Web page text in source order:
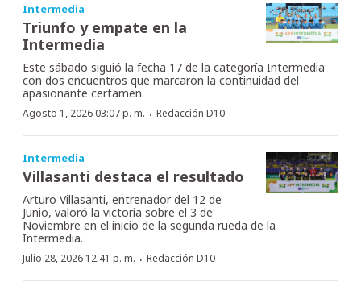
Intermedia
Triunfo y empate en la
Intermedia
Este sábado siguió la fecha 17 de la categoría Intermedia
con dos encuentros que marcaron la continuidad del
apasionante certamen.
Agosto 1, 2026 03:07 p. m. · Redacción D10
Intermedia
Villasanti destaca el resultado
Arturo Villasanti, entrenador del 12 de
Junio, valoró la victoria sobre el 3 de
Noviembre en el inicio de la segunda rueda de la
Intermedia.
Julio 28, 2026 12:41 p. m. · Redacción D10